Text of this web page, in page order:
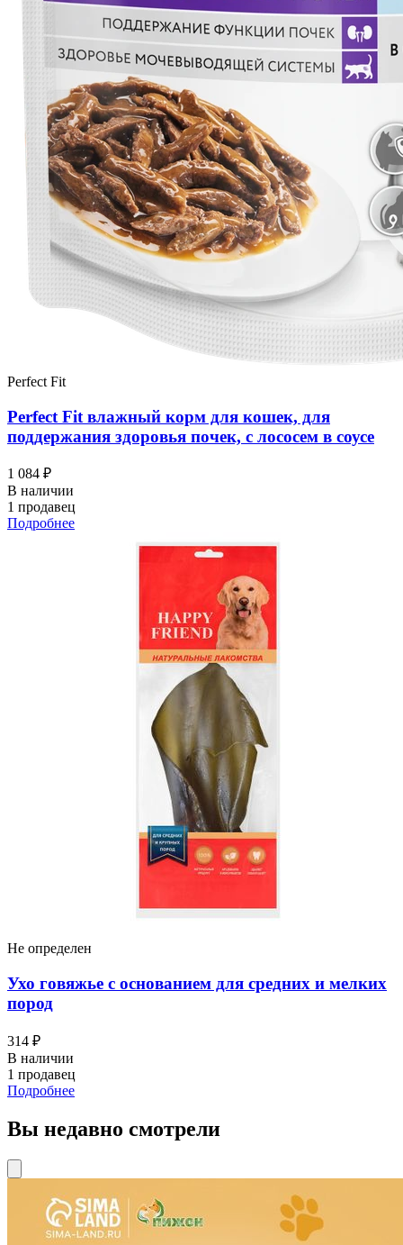
Perfect Fit
Perfect Fit влажный корм для кошек, для
поддержания здоровья почек, с лососем в соусе
1 084 ₽
В наличии
1 продавец
Подробнее
Не определен
Ухо говяжье с основанием для средних и мелких
пород
314 ₽
В наличии
1 продавец
Подробнее
Вы недавно смотрели